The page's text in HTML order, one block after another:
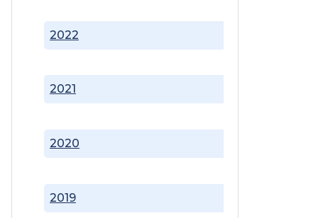
2019
2020
2021
2022